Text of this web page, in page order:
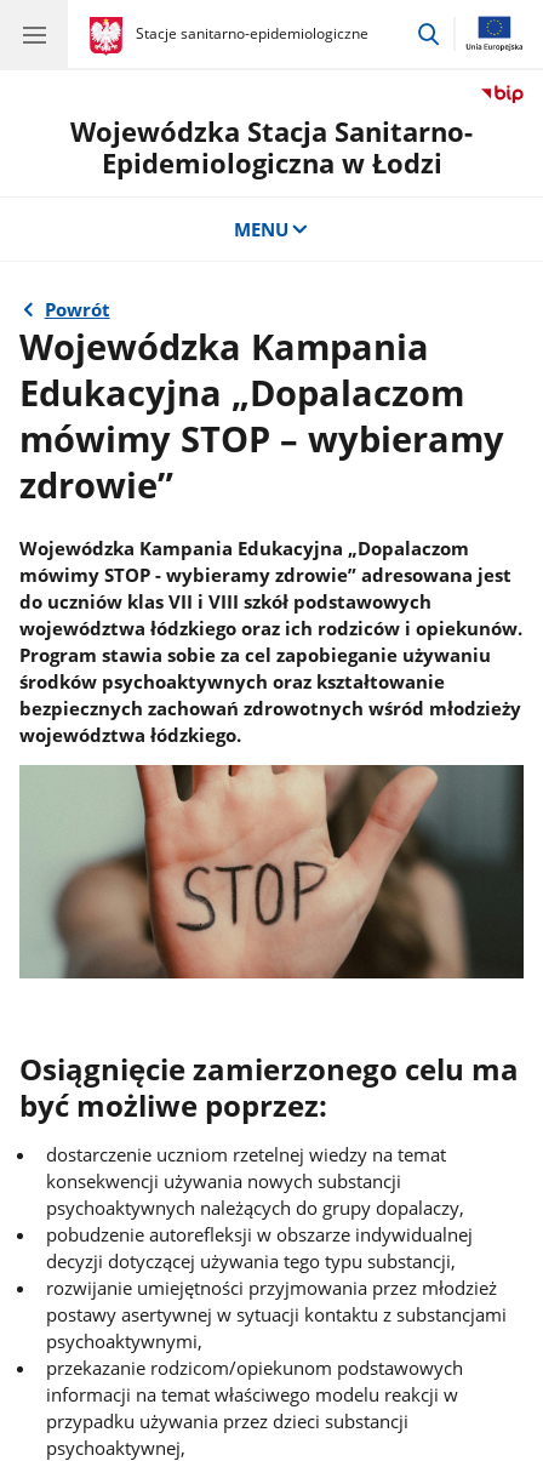
gov.pl
Stacje sanitarno-epidemiologiczne
gov.pl
Stacje
przejdź
Wojewódzka Stacja Sanitarno-
Epidemiologiczna w Łodzi
MENU
Powrót
Wojewódzka Kampania
Edukacyjna „Dopalaczom
mówimy STOP – wybieramy
zdrowie”
Wojewódzka Kampania Edukacyjna „Dopalaczom
mówimy STOP - wybieramy zdrowie” adresowana jest
do uczniów klas VII i VIII szkół podstawowych
województwa łódzkiego oraz ich rodziców i opiekunów.
Program stawia sobie za cel zapobieganie używaniu
środków psychoaktywnych oraz kształtowanie
bezpiecznych zachowań zdrowotnych wśród młodzieży
województwa łódzkiego.
Osiągnięcie zamierzonego celu ma
być możliwe poprzez:
dostarczenie uczniom rzetelnej wiedzy na temat
konsekwencji używania nowych substancji
psychoaktywnych należących do grupy dopalaczy,
pobudzenie autorefleksji w obszarze indywidualnej
decyzji dotyczącej używania tego typu substancji,
rozwijanie umiejętności przyjmowania przez młodzież
postawy asertywnej w sytuacji kontaktu z substancjami
psychoaktywnymi,
przekazanie rodzicom/opiekunom podstawowych
informacji na temat właściwego modelu reakcji w
przypadku używania przez dzieci substancji
psychoaktywnej,